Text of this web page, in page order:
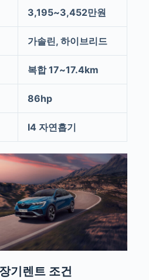
3,195~3,452만원
가솔린, 하이브리드
복합 17~17.4km
86hp
I4 자연흡기
기렌트 조건